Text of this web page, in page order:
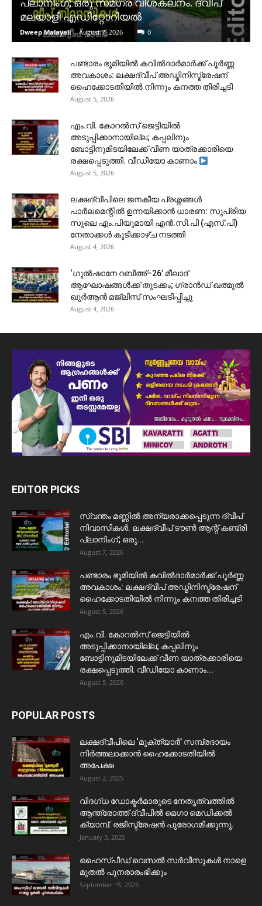
പ്ലാനിംഗ്; ഒരു സമഗ്ര വിശകലനം. ദ്വീപ്
മലയാളി എഡിറ്റോറിയൽ
Dweep Malayali - August 7, 2026 0
പണ്ടാരം ഭൂമിയിൽ കവിൽദാർമാർക്ക് പൂർണ്ണ
അവകാശം: ലക്ഷദ്വീപ് അഡ്മിനിസ്ട്രേഷന്
ഹൈക്കോടതിയിൽ നിന്നും കനത്ത തിരിച്ചടി
August 5, 2026
​എം.വി. കോറൽസ് ജെട്ടിയിൽ
അടുപ്പിക്കാനായില്ല; കപ്പലിനും
ബോട്ടിനുമിടയിലേക്ക് വീണ യാത്രക്കാരിയെ
രക്ഷപ്പെടുത്തി. വീഡിയോ കാണാം
August 5, 2026
ലക്ഷദ്വീപിലെ ജനകീയ പ്രശ്നങ്ങൾ
പാർലമെന്റിൽ ഉന്നയിക്കാൻ ധാരണ: സുപ്രിയ
സുലെ എം.പിയുമായി എൻ.സി.പി (എസ്.പി)
നേതാക്കൾ കൂടിക്കാഴ്ച നടത്തി
August 4, 2026
‘ഗുൽഷാനേ റബീഅ്–26’ മീലാദ്
ആഘോഷങ്ങൾക്ക് തുടക്കം; ഗ്രാൻഡ് ഖത്മുൽ
ഖുർആൻ മജ്‌ലിസ് സംഘടിപ്പിച്ചു
August 4, 2026
EDITOR PICKS
സ്വന്തം മണ്ണിൽ അന്യരാക്കപ്പെടുന്ന ദ്വീപ്
നിവാസികൾ. ലക്ഷദ്വീപ് ടൗൺ ആന്റ് കണ്ട്രി
പ്ലാനിംഗ്; ഒരു...
August 7, 2026
പണ്ടാരം ഭൂമിയിൽ കവിൽദാർമാർക്ക് പൂർണ്ണ
അവകാശം: ലക്ഷദ്വീപ് അഡ്മിനിസ്ട്രേഷന്
ഹൈക്കോടതിയിൽ നിന്നും കനത്ത തിരിച്ചടി
August 5, 2026
​എം.വി. കോറൽസ് ജെട്ടിയിൽ
അടുപ്പിക്കാനായില്ല; കപ്പലിനും
ബോട്ടിനുമിടയിലേക്ക് വീണ യാത്രക്കാരിയെ
രക്ഷപ്പെടുത്തി. വീഡിയോ കാണാം...
August 5, 2026
POPULAR POSTS
ലക്ഷദ്വീപിലെ ‘മുക്ത്യാർ’ സമ്പ്രദായം
നിർത്തലാക്കാൻ ഹൈക്കോടതിയിൽ
അപേക്ഷ
August 2, 2025
വിദഗ്ധ ഡോക്ടർമാരുടെ നേതൃത്വത്തിൽ
ആന്ത്രോത്ത് ദ്വീപിൽ മെഗാ മെഡിക്കൽ
ക്യാമ്പ്. രജിസ്ട്രേഷൻ പുരോഗമിക്കുന്നു.
January 3, 2025
ഹൈസ്പീഡ് വെസൽ സർവീസുകൾ നാളെ
മുതൽ പുനരാരംഭിക്കും
September 15, 2025